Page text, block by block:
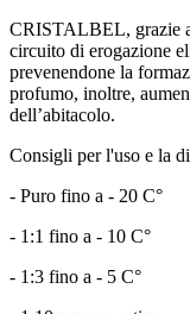
CRISTALBEL, grazie
circuito di erogazione
prevenendone la
profumo, inoltre,
dell’abitacolo.
Consigli per l'uso e la
- Puro fino a - 20 C°
- 1:1 fino a - 10 C°
- 1:3 fino a - 5 C°